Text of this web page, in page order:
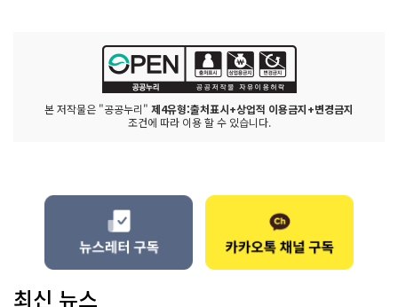
본 저작물은 "공공누리" 제4유형:출처표시+상업적 이용금지+변경금지
조건에 따라 이용 할 수 있습니다.
최신 뉴스